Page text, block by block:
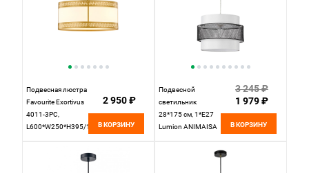
Подвесная люстра
Favourite Exortivus
4011-3PC,
L600*W250*H395/1395,
2 950 ₽
В КОРЗИНУ
Подвесной
светильник
28*175 см, 1*E27
Lumion ANIMAISA
3 245 ₽
1 979 ₽
В КОРЗИНУ